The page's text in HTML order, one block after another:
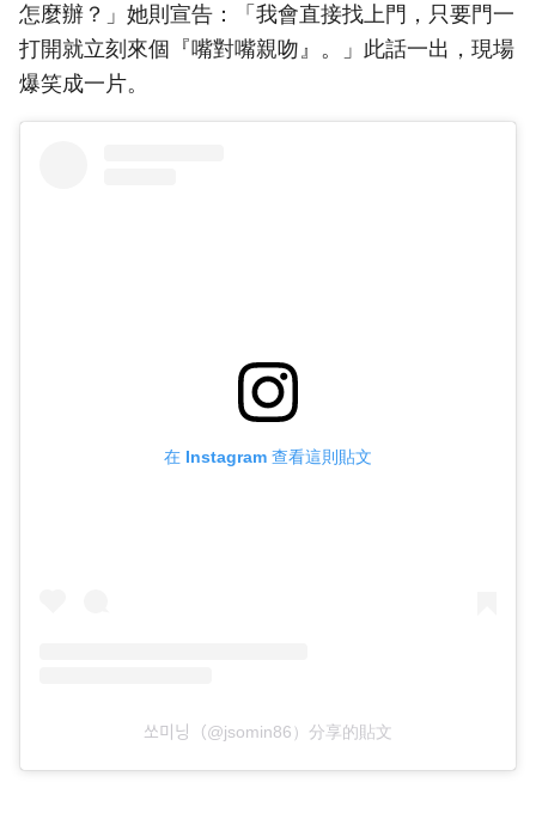
怎麼辦？」她則宣告：「我會直接找上門，只要門一
打開就立刻來個『嘴對嘴親吻』。」此話一出，現場
爆笑成一片。
在 Instagram 查看這則貼文
쏘미닝（@jsomin86）分享的貼文